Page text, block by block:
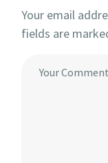
Your email
fields are